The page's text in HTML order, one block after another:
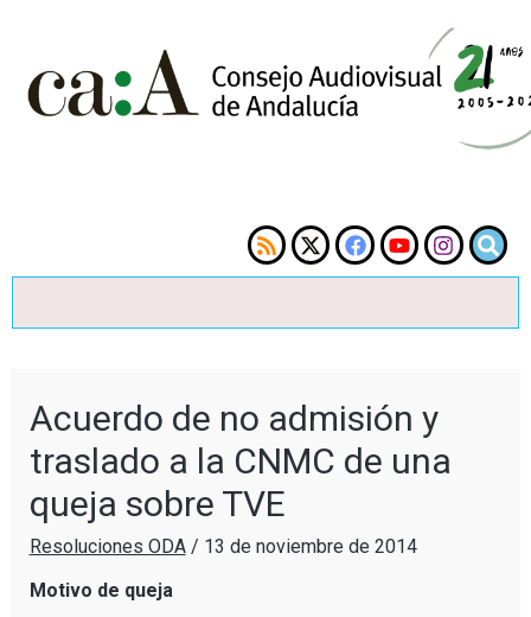
Acuerdo de no admisión y
traslado a la CNMC de una
queja sobre TVE
Resoluciones ODA/ 13 de noviembre de 2014
Motivo de queja